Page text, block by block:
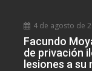
4 de agosto de
Facundo
de privación
lesiones a su